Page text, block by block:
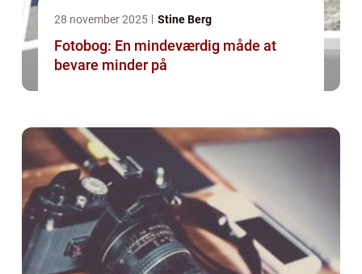
28 november 2025 Stine Berg
Fotobog: En mindeværdig måde at
bevare minder på